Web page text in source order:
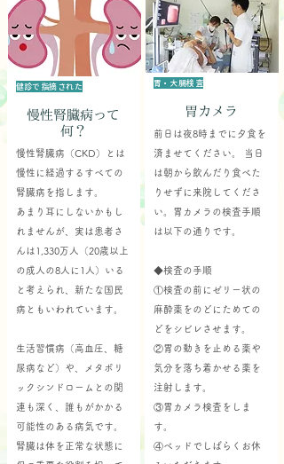
健診で指摘された
慢性腎臓病って
何？
慢性腎臓病（CKD）とは
慢性に経過するすべての
腎臓病を指します。
あまり耳にしないかもし
れませんが、実は患者さ
んは1,330万人（20歳以上
の成人の8人に1人）いる
と考えられ、新たな国民
病ともいわれています。
生活習慣病（高血圧、糖
尿病など）や、メタボリ
ックシンドロームとの関
連も深く、誰もがかかる
可能性のある病気です。
腎臓は体を正常な状態に
胃・大腸検査
胃カメラ
前日は夜8時までに夕食を
済ませてください。 当日
は朝から飲んだり食べた
りせずに来院してくださ
い。胃カメラの検査手順
は以下の通りです。
◆検査の手順
①検査の前にゼリー状の
麻酔薬をのどにためての
どをシビレさせます。
②胃の動きを止める薬や
気分を落ち着かせる薬を
注射します。
③胃カメラ検査をしま
す。
④ベッドでしばらくお休